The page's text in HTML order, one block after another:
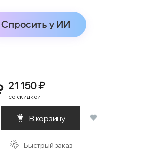
Спросить у ИИ
21 150 ₽
со скидкой
В корзину
Быстрый заказ